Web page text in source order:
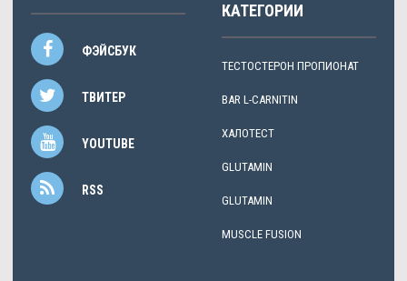
ФЭЙСБУК
ТВИТЕР
YOUTUBE
RSS
КАТЕГОРИИ
ТЕСТОСТЕРОН ПРОПИОНАТ
BAR L-CARNITIN
ХАЛОТЕСТ
GLUTAMIN
GLUTAMIN
MUSCLE FUSION